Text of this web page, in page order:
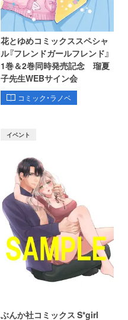
花とゆめコミックススペシャ
ル『フレンドガールフレンド』
1巻＆2巻同時発売記念 瑠夏
子先生WEBサイン会
コミック・ラノベ
イベント
ぶんか社コミックス S*girl